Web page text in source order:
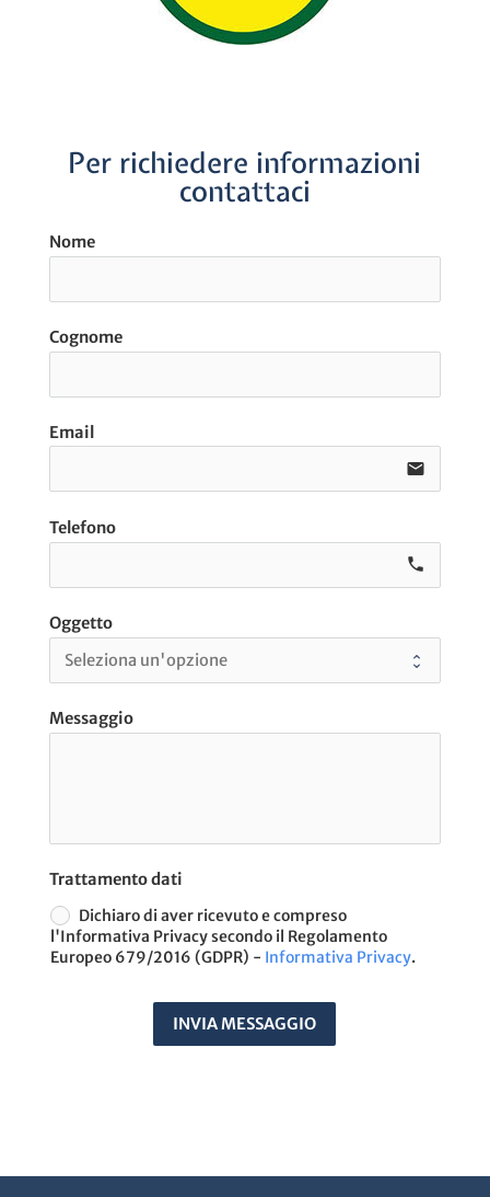
Per richiedere informazioni
contattaci
Nome
Cognome
Email
email
Telefono
call
Oggetto
Messaggio
Trattamento dati
Dichiaro di aver ricevuto e compreso
l'Informativa Privacy secondo il Regolamento
Europeo 679/2016 (GDPR) - Informativa Privacy.
INVIA MESSAGGIO